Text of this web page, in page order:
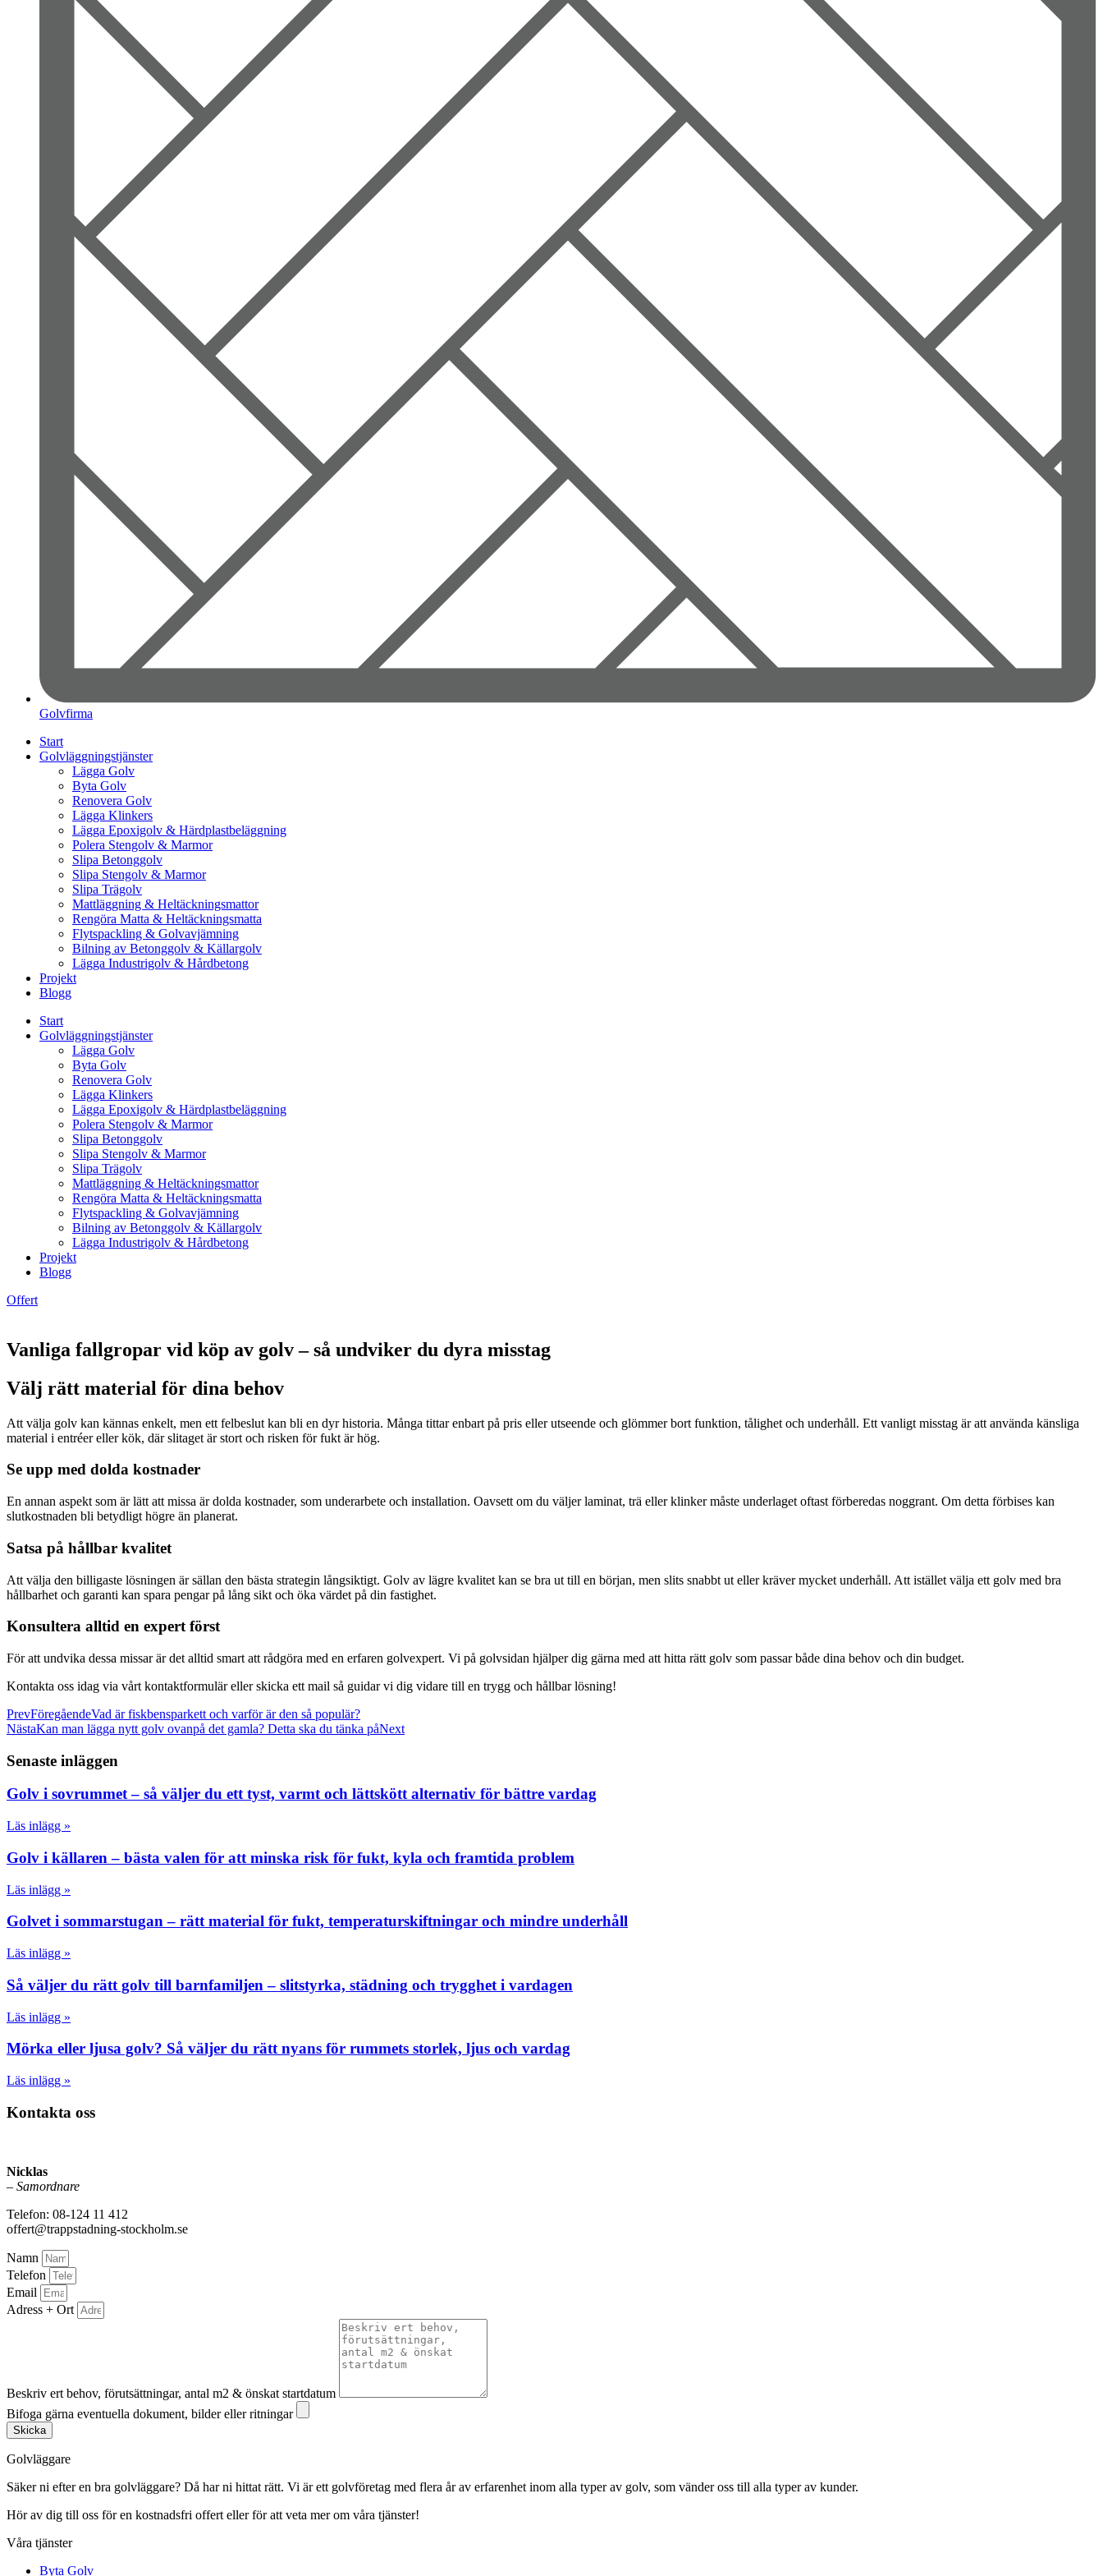
Golvfirma
Start
Golvläggningstjänster
Lägga Golv
Byta Golv
Renovera Golv
Lägga Klinkers
Lägga Epoxigolv & Härdplastbeläggning
Polera Stengolv & Marmor
Slipa Betonggolv
Slipa Stengolv & Marmor
Slipa Trägolv
Mattläggning & Heltäckningsmattor
Rengöra Matta & Heltäckningsmatta
Flytspackling & Golvavjämning
Bilning av Betonggolv & Källargolv
Lägga Industrigolv & Hårdbetong
Projekt
Blogg
Start
Golvläggningstjänster
Lägga Golv
Byta Golv
Renovera Golv
Lägga Klinkers
Lägga Epoxigolv & Härdplastbeläggning
Polera Stengolv & Marmor
Slipa Betonggolv
Slipa Stengolv & Marmor
Slipa Trägolv
Mattläggning & Heltäckningsmattor
Rengöra Matta & Heltäckningsmatta
Flytspackling & Golvavjämning
Bilning av Betonggolv & Källargolv
Lägga Industrigolv & Hårdbetong
Projekt
Blogg
Offert
Vanliga fallgropar vid köp av golv – så undviker du dyra misstag
Välj rätt material för dina behov
Att välja golv kan kännas enkelt, men ett felbeslut kan bli en dyr historia. Många tittar enbart på pris eller utseende och glömmer bort funktion, tålighet och underhåll. Ett vanligt misstag är att använda känsliga
material i entréer eller kök, där slitaget är stort och risken för fukt är hög.
Se upp med dolda kostnader
En annan aspekt som är lätt att missa är dolda kostnader, som underarbete och installation. Oavsett om du väljer laminat, trä eller klinker måste underlaget oftast förberedas noggrant. Om detta förbises kan
slutkostnaden bli betydligt högre än planerat.
Satsa på hållbar kvalitet
Att välja den billigaste lösningen är sällan den bästa strategin långsiktigt. Golv av lägre kvalitet kan se bra ut till en början, men slits snabbt ut eller kräver mycket underhåll. Att istället välja ett golv med bra
hållbarhet och garanti kan spara pengar på lång sikt och öka värdet på din fastighet.
Konsultera alltid en expert först
För att undvika dessa missar är det alltid smart att rådgöra med en erfaren golvexpert. Vi på golvsidan hjälper dig gärna med att hitta rätt golv som passar både dina behov och din budget.
Kontakta oss idag via vårt kontaktformulär eller skicka ett mail så guidar vi dig vidare till en trygg och hållbar lösning!
PrevFöregåendeVad är fiskbensparkett och varför är den så populär?
NästaKan man lägga nytt golv ovanpå det gamla? Detta ska du tänka påNext
Senaste inläggen
Golv i sovrummet – så väljer du ett tyst, varmt och lättskött alternativ för bättre vardag
Läs inlägg »
Golv i källaren – bästa valen för att minska risk för fukt, kyla och framtida problem
Läs inlägg »
Golvet i sommarstugan – rätt material för fukt, temperaturskiftningar och mindre underhåll
Läs inlägg »
Så väljer du rätt golv till barnfamiljen – slitstyrka, städning och trygghet i vardagen
Läs inlägg »
Mörka eller ljusa golv? Så väljer du rätt nyans för rummets storlek, ljus och vardag
Läs inlägg »
Kontakta oss
Nicklas
– Samordnare
Telefon: 08-124 11 412
offert@trappstadning-stockholm.se
Namn
Telefon
Email
Adress + Ort
Beskriv ert behov, förutsättningar, antal m2 & önskat startdatum
Bifoga gärna eventuella dokument, bilder eller ritningar
Skicka
Golvläggare
Säker ni efter en bra golvläggare? Då har ni hittat rätt. Vi är ett golvföretag med flera år av erfarenhet inom alla typer av golv, som vänder oss till alla typer av kunder.
Hör av dig till oss för en kostnadsfri offert eller för att veta mer om våra tjänster!
Våra tjänster
Byta Golv